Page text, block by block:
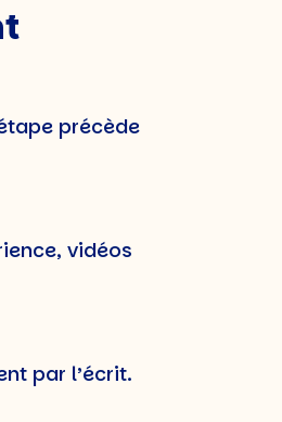
précède
vidéos
par l’écrit.